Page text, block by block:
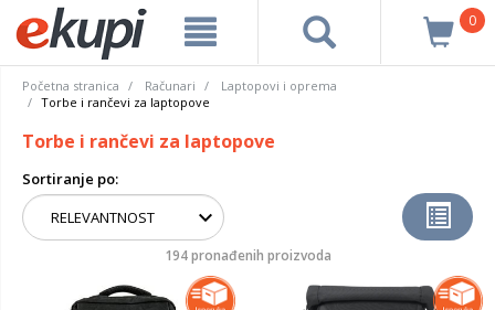
0
Početna stranica Računari
Laptopovi i oprema
Torbe i rančevi za laptopove
Torbe i rančevi za laptopove
Sortiranje po:
194 pronađenih proizvoda